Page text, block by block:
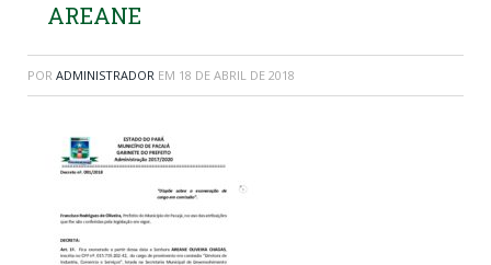
AREANE
POR ADMINISTRADOR EM 18 DE ABRIL DE 2018